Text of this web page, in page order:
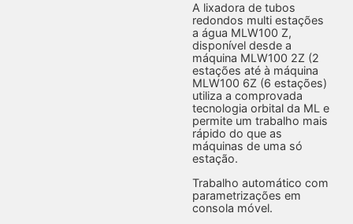
A lixadora de tubos
redondos multi estações
a água MLW100 Z,
disponível desde a
máquina MLW100 2Z (2
estações até à máquina
MLW100 6Z (6 estações)
utiliza a comprovada
tecnologia orbital da ML e
permite um trabalho mais
rápido do que as
máquinas de uma só
estação.
Trabalho automático com
parametrizações em
consola móvel.